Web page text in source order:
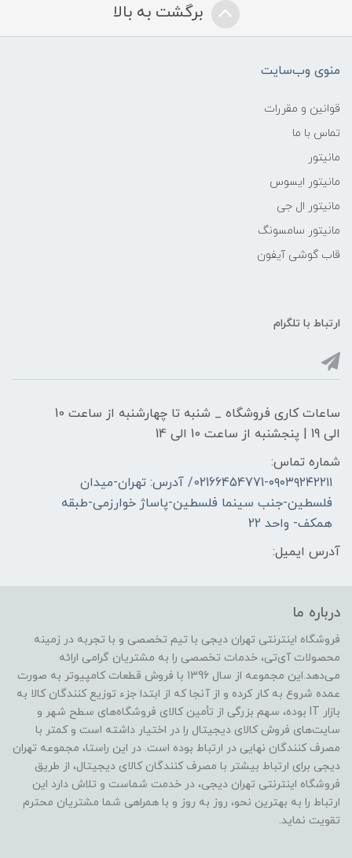
برگشت به بالا
منوی وب‌سایت
قوانین و مقررات
تماس با ما
مانیتور
مانیتور ایسوس
مانیتور ال جی
مانیتور سامسونگ
قاب گوشی آیفون
ارتباط با تلگرام
ساعات کاری فروشگاه _ شنبه تا چهارشنبه از ساعت 10
الی 19 | پنجشنبه از ساعت 10 الی 14
شماره تماس:
02166454771-۰۹۰۳۹۲۴۲۲۱۱/ آدرس: تهران-میدان
فلسطین-جنب سینما فلسطین-پاساژ خوارزمی-طبقه
همکف- واحد 22
آدرس ایمیل:
درباره ما
فروشگاه اینترنتی تهران دیجی با تیم تخصصی و با تجربه در زمینه
محصولات آی‌تی، خدمات تخصصی را به مشتریان گرامی ارائه
می‌دهد.این مجموعه از سال 1396 با فروش قطعات کامپیوتر به صورت
عمده شروع به کار کرده و از آنجا که از ابتدا جزء توزیع کنندگان کالا به
بازار IT بوده، سهم بزرگی از تأمین کالای فروشگاه‌های سطح شهر و
سایت‌های فروش کالای دیجیتال را در اختیار داشته است و کمتر با
مصرف کنندگان نهایی در ارتباط بوده است. در این راستا، مجموعه تهران
دیجی برای ارتباط بیشتر با مصرف کنندگان کالای دیجیتال، از طریق
فروشگاه اینترنتی تهران دیجی، در خدمت شماست و تلاش دارد این
ارتباط را به بهترین نحو، روز به روز و با همراهی شما مشتریان محترم
تقویت نماید.